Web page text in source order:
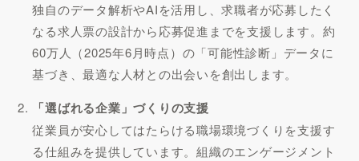
独自のデータ解析やAIを活用し、求職者が応募したく
なる求人票の設計から応募促進までを支援します。約
60万人（2025年6月時点）の「可能性診断」データに
基づき、最適な人材との出会いを創出します。
「選ばれる企業」づくりの支援
従業員が安心してはたらける職場環境づくりを支援す
る仕組みを提供しています。組織のエンゲージメント